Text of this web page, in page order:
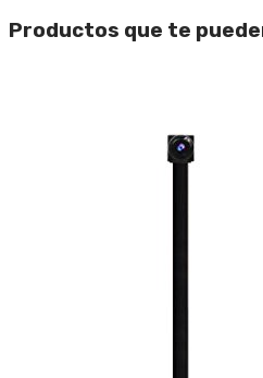
Productos que te